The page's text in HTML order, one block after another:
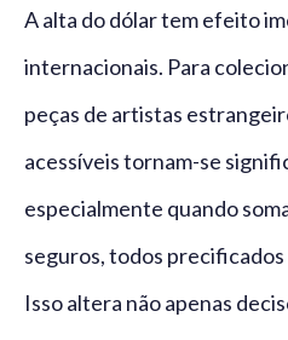
A alta do dólar tem efeito
internacionais. Para
peças de artistas
acessíveis tornam-se
especialmente quando
seguros, todos
Isso altera não apenas